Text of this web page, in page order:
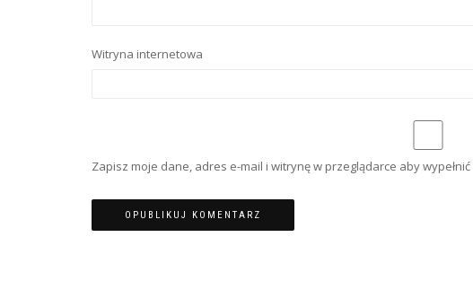
Witryna internetowa
Zapisz moje dane, adres e-mail i witrynę w przeglądarce aby